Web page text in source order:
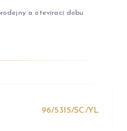
a otevírací dobu
96/5315/SC/YL